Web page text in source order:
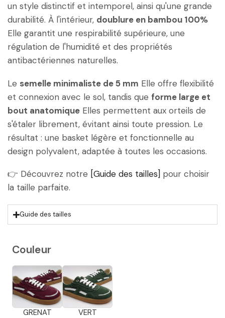
un style distinctif et intemporel, ainsi qu'une grande
durabilité. À l'intérieur, doublure en bambou 100%
Elle garantit une respirabilité supérieure, une
régulation de l'humidité et des propriétés
antibactériennes naturelles.
Le semelle minimaliste de 5 mm Elle offre flexibilité
et connexion avec le sol, tandis que forme large et
bout anatomique Elles permettent aux orteils de
s'étaler librement, évitant ainsi toute pression. Le
résultat : une basket légère et fonctionnelle au
design polyvalent, adaptée à toutes les occasions.
👉 Découvrez notre [Guide des tailles] pour choisir
la taille parfaite.
Guide des tailles
Couleur
GRENAT VERT